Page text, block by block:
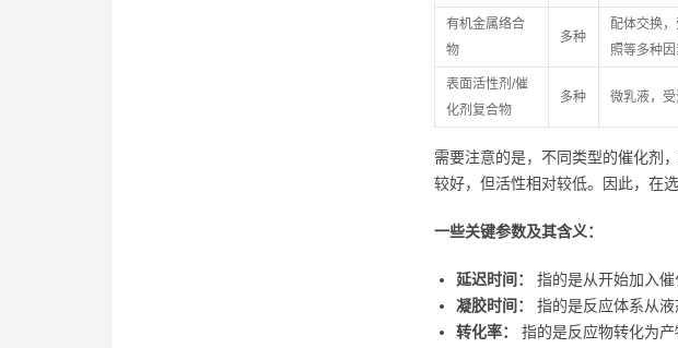
有机金属络合
物
多种
配体交换
照等多种因
表面活性剂/催
化剂复合物
多种 微乳液，
需要注意的是，不同类型的催化剂
较好，但活性相对较低。因此，在
一些关键参数及其含义：
延迟时间：
指的是从开始加入
凝胶时间：
指的是反应体系从
转化率：
指的是反应物转化为